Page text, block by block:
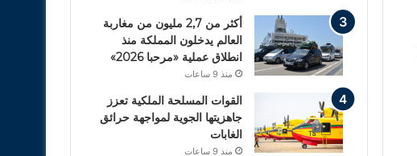
أكثر من 2,7 مليون من مغاربة
العالم يدخلون المملكة منذ
انطلاق عملية «مرحبا 2026»
منذ 9 ساعات
القوات المسلحة الملكية تعزز
جاهزيتها الجوية لمواجهة حرائق
الغابات
منذ 9 ساعات